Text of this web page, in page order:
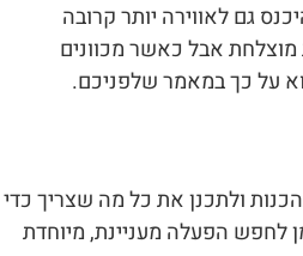
גם לאווירה יותר קרובה
מוצלחת אבל כאשר מכוונים
על כך במאמר שלפניכם.
ולתכנן את כל מה שצריך כדי
לחפש הפעלה מעניינת, מיוחדת